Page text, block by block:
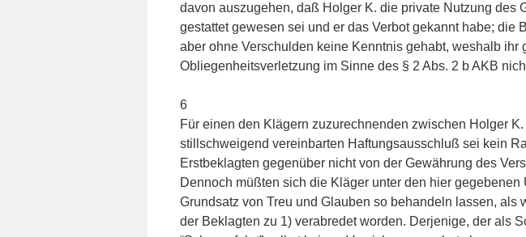
davon auszugehen, daß Holger K. die private Nutzung des
gestattet gewesen sei und er das Verbot gekannt habe; die
aber ohne Verschulden keine Kenntnis gehabt, weshalb ihr
Obliegenheitsverletzung im Sinne des § 2 Abs. 2 b AKB
6
Für einen den Klägern zuzurechnenden zwischen Holger
stillschweigend vereinbarten Haftungsausschluß sei kein
Erstbeklagten gegenüber nicht von der Gewährung des
Dennoch müßten sich die Kläger unter den hier gegebenen
Grundsatz von Treu und Glauben so behandeln lassen, als
der Beklagten zu 1) verabredet worden. Derjenige, der als